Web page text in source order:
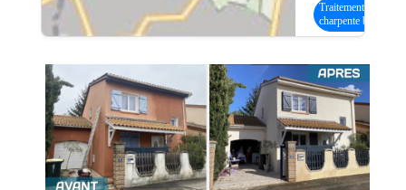
Traitement
charpente bois